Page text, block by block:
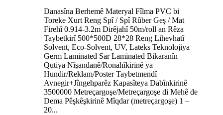
Danasîna Berhemê Materyal Fîlma PVC bi
Toreke Xurt Reng Spî / Spî Rûber Geş / Mat
Firehî 0.914-3.2m Dirêjahî 50m/roll an Rêza
Taybetkirî 500*500D 28*28 Reng Lihevhatî
Solvent, Eco-Solvent, UV, Lateks Teknolojiya
Germ Laminated Sar Laminated Bikaranîn
Qutiya Nîşandanê/Ronahîkirinê ya
Hundir/Reklam/Poster Taybetmendî
Avnegir+Jîngehparêz Kapasîteya Dabînkirinê
3500000 Metreçargoşe/Metreçargoşe di Mehê de
Dema Pêşkêşkirinê Mîqdar (metreçargoşe) 1 –
20...